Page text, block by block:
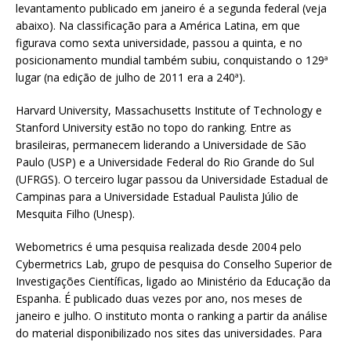
levantamento publicado em janeiro é a segunda federal (veja
abaixo). Na classificação para a América Latina, em que
figurava como sexta universidade, passou a quinta, e no
posicionamento mundial também subiu, conquistando o 129ª
lugar (na edição de julho de 2011 era a 240ª).
Harvard University, Massachusetts Institute of Technology e
Stanford University estão no topo do ranking. Entre as
brasileiras, permanecem liderando a Universidade de São
Paulo (USP) e a Universidade Federal do Rio Grande do Sul
(UFRGS). O terceiro lugar passou da Universidade Estadual de
Campinas para a Universidade Estadual Paulista Júlio de
Mesquita Filho (Unesp).
Webometrics é uma pesquisa realizada desde 2004 pelo
Cybermetrics Lab, grupo de pesquisa do Conselho Superior de
Investigações Científicas, ligado ao Ministério da Educação da
Espanha. É publicado duas vezes por ano, nos meses de
janeiro e julho. O instituto monta o ranking a partir da análise
do material disponibilizado nos sites das universidades. Para